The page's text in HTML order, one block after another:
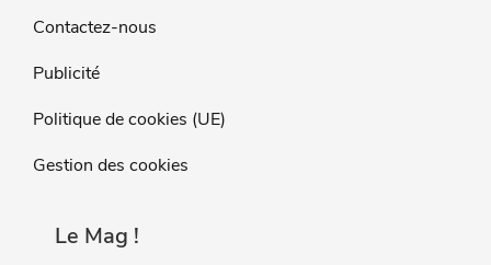
Contactez-nous
Publicité
Politique de cookies (UE)
Gestion des cookies
Le Mag !